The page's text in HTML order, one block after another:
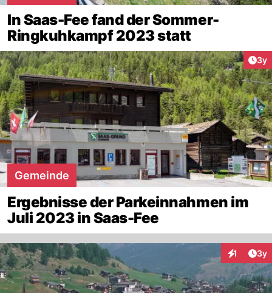
In Saas-Fee fand der Sommer-
Ringkuhkampf 2023 statt
3y
Gemeinde
Ergebnisse der Parkeinnahmen im
Juli 2023 in Saas-Fee
1 3y